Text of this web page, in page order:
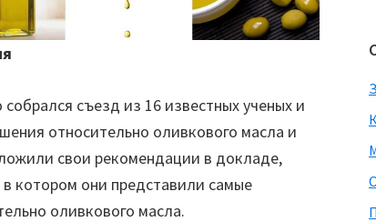
съезд из 16 известных ученых и
относительно оливкового масла и
свои рекомендации в докладе,
котором они представили самые
оливкового масла.